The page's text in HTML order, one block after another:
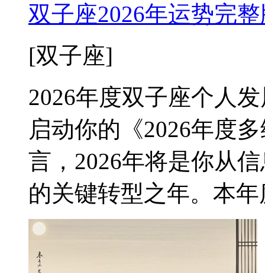
双子座2026年运势完
[双子座]
2026年度双子座个人
启动你的《2026年度
言，2026年将是你从
的关键转型之年。本